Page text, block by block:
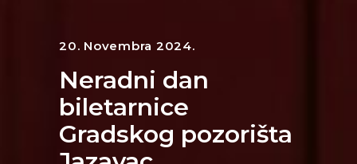
20. Novembra 2024.
Neradni dan
biletarnice
Gradskog pozorišta